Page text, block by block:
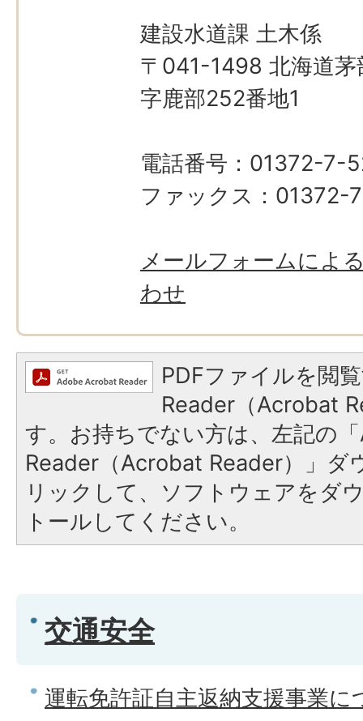
建設水道課 土木係
〒041-1498 北海道茅
字鹿部252番地1
電話番号：01372-7-
ファックス：01372-
メールフォームによ
わせ
PDFファイルを閲
Reader（Acrobat
す。お持ちでない方は、左記の
Reader（Acrobat Reader）」ダ
リックして、ソフトウェアをダ
トールしてください。
交通安全
運転免許証自主返納支援事業に